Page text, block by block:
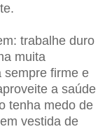
trabalhe duro
muita
sempre firme e
a saúde
tenha medo de
vestida de